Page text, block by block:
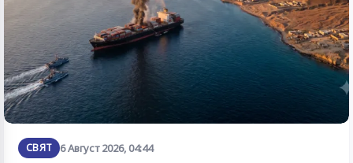
СВЯТ 6 Август 2026, 04:44